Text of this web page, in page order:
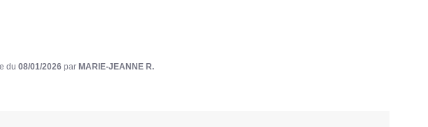
du08/01/2026 parMARIE-JEANNE R.